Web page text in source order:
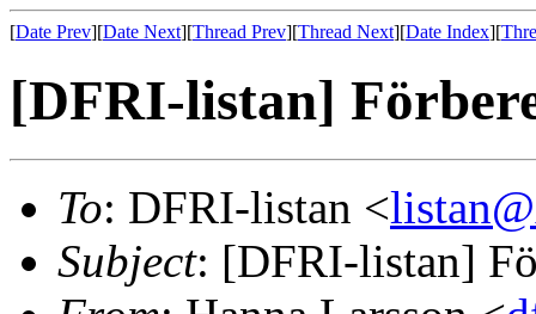
[Date Prev][Date Next][Thread Prev][Thread Next][Date Index][
[DFRI-listan]
To: DFRI-listan <
Subject: [DFRI-listan]